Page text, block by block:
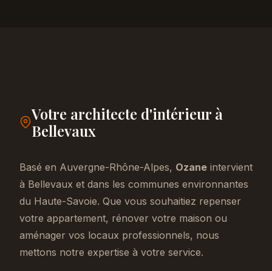
Votre architecte d'intérieur à
Bellevaux
Basé en Auvergne-Rhône-Alpes, Ozane intervient
à Bellevaux et dans les communes environnantes
du Haute-Savoie. Que vous souhaitiez repenser
votre appartement, rénover votre maison ou
aménager vos locaux professionnels, nous
mettons notre expertise à votre service.